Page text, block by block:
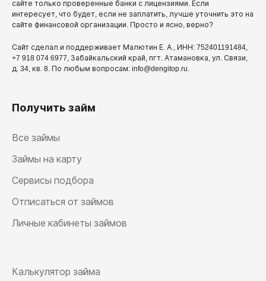
сайте только проверенные банки с лицензиями. Если
интересует, что будет, если не заплатить, лучше уточнить это на
сайте финансовой организации. Просто и ясно, верно?
Сайт сделал и поддерживает Малютин Е. А., ИНН: 752401191484,
+7 918 074 6977, Забайкальский край, пгт. Атамановка, ул. Связи,
д. 34, кв. 8. По любым вопросам: info@dengitop.ru.
Получить займ
Все займы
Займы на карту
Сервисы подбора
Отписаться от займов
Личные кабинеты займов
Калькулятор займа